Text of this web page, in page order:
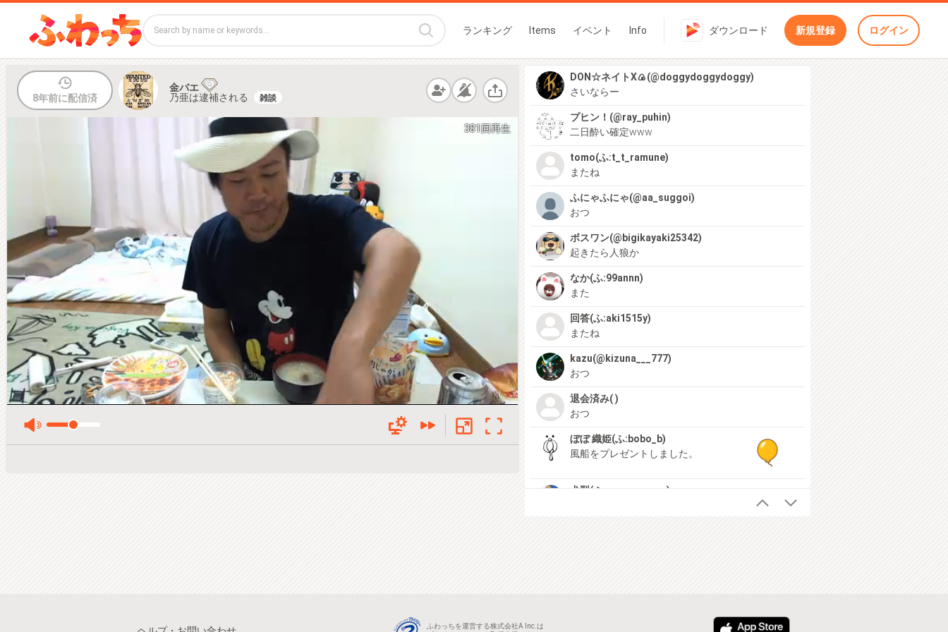
ランキング Items イベント Info ダウンロード 新規登録 ログイン
8年前に配信済
金バエ
乃亜は逮補される
雑談
381回再生
DON☆ネイトX🍙(@doggydoggydoggy)
さいならー
プヒン！(@ray_puhin)
二日酔い確定www
tomo(ふ:t_t_ramune)
またね
ふにゃふにゃ(@aa_suggoi)
おつ
ボスワン(@bigikayaki25342)
起きたら人狼か
なか(ふ:99annn)
また
回答(ふ:aki1515y)
またね
kazu(@kizuna___777)
おつ
退会済み( )
おつ
ぼぼ 織姫(ふ:bobo_b)
風船をプレゼントしました。
犬型(ふ:you_you_you)
ふわっちを運営する株式会社A Inc.は